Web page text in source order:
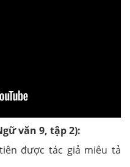
văn 9, tập 2):
được tác giả miêu tả